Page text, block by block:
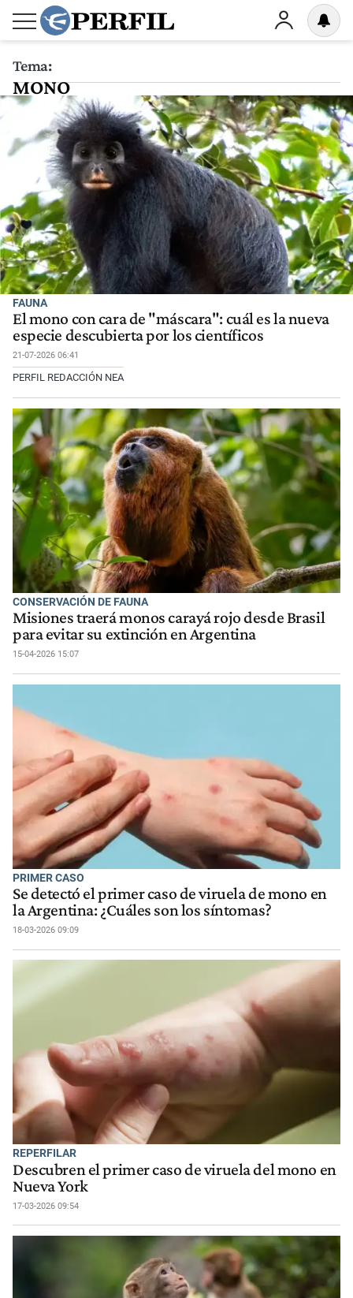
Tema:
MONO
FAUNA
El mono con cara de "máscara": cuál es la nueva
especie descubierta por los científicos
21-07-2026 06:41
PERFIL REDACCIÓN NEA
CONSERVACIÓN DE FAUNA
Misiones traerá monos carayá rojo desde Brasil
para evitar su extinción en Argentina
15-04-2026 15:07
PRIMER CASO
Se detectó el primer caso de viruela de mono en
la Argentina: ¿Cuáles son los síntomas?
18-03-2026 09:09
REPERFILAR
Descubren el primer caso de viruela del mono en
Nueva York
17-03-2026 09:54